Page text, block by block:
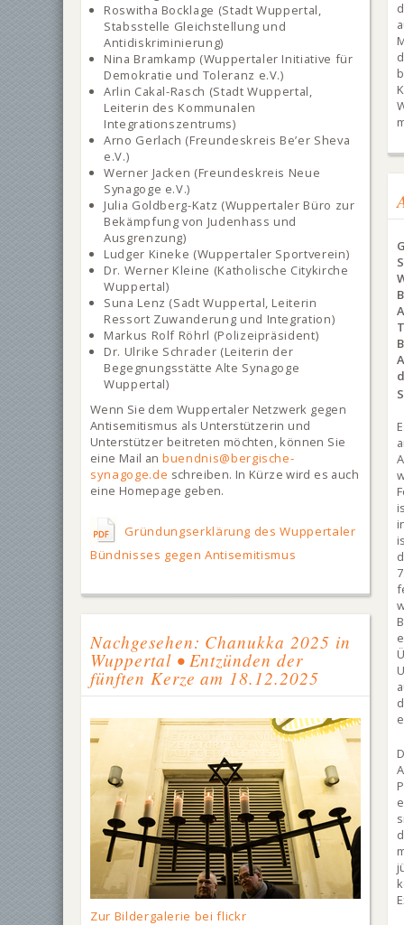
Roswitha Bocklage (Stadt Wuppertal,
Stabsstelle Gleichstellung und
Antidiskriminierung)
Nina Bramkamp (Wuppertaler Initiative für
Demokratie und Toleranz e.V.)
Arlin Cakal-Rasch (Stadt Wuppertal,
Leiterin des Kommunalen
Integrationszentrums)
Arno Gerlach (Freundeskreis Be’er Sheva
e.V.)
Werner Jacken (Freundeskreis Neue
Synagoge e.V.)
Julia Goldberg-Katz (Wuppertaler Büro zur
Bekämpfung von Judenhass und
Ausgrenzung)
Ludger Kineke (Wuppertaler Sportverein)
Dr. Werner Kleine (Katholische Citykirche
Wuppertal)
Suna Lenz (Sadt Wuppertal, Leiterin
Ressort Zuwanderung und Integration)
Markus Rolf Röhrl (Polizeipräsident)
Dr. Ulrike Schrader (Leiterin der
Begegnungsstätte Alte Synagoge
Wuppertal)
Wenn Sie dem Wuppertaler Netzwerk gegen
Antisemitismus als Unterstützerin und
Unterstützer beitreten möchten, können Sie
eine Mail anbuendnis@bergische-
synagoge.de schreiben. In Kürze wird es auch
eine Homepage geben.
Gründungserklärung des Wuppertaler
Bündnisses gegen Antisemitismus
Nachgesehen: Chanukka 2025 in
Wuppertal • Entzünden der
fünften Kerze am 18.12.2025
Zur Bildergalerie bei flickr